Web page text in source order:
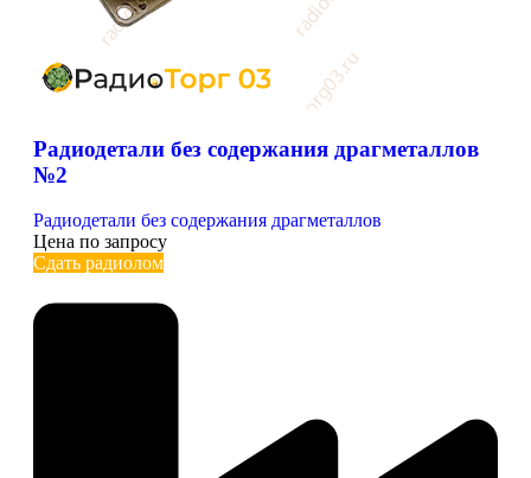
Радиодетали без содержания драгметаллов
№2
Радиодетали без содержания драгметаллов
Цена по запросу
Сдать радиолом